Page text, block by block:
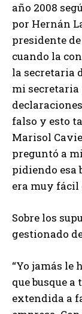
año 2008
por Hernán
presidente
cuando la
la secretaria
mi secretaria
falso y esto
Marisol
preguntó a
pidiendo esa
era muy fácil
Sobre los
gestionado
“Yo jamás le
que busque
extendida a